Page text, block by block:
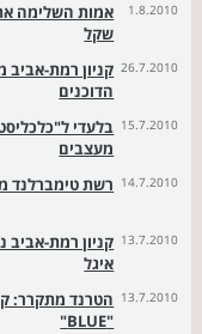
1.8.2010
שקל
26.7.2010 קניון רמת-
הדוכנים
15.7.2010 בלעדי
מעצבים
14.7.2010 רשת טימברלנד
13.7.2010 קניון רמת-אביב
איגל
13.7.2010 הטרנד מתקרר:
"BLUE"